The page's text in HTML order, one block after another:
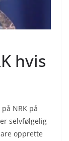
hvis
NRK på
selvfølgelig
opprette